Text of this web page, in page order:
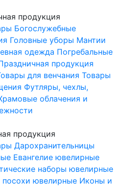
продукция
Богослужебные
Головные уборы Мантии
одежда Погребальные
продукция
для венчания Товары
Футляры, чехлы,
облачения и
продукция
Дарохранительницы
Евангелие ювелирные
наборы ювелирные
ювелирные Иконы и